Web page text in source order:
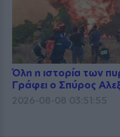
Όλη η ιστορία των
Γράφει ο Σπύρος
2026-08-08 03:51:55